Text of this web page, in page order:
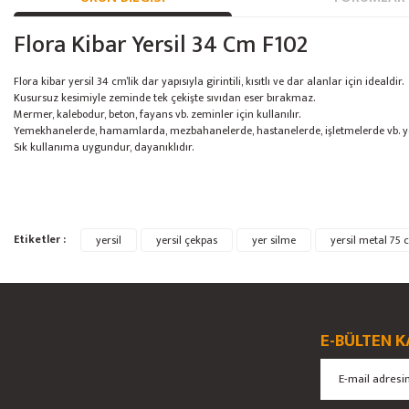
Flora Kibar Yersil 34 Cm F102
Flora kibar yersil 34 cm’lik dar yapısıyla girintili, kısıtlı ve dar alanlar için idealdir.
Kusursuz kesimiyle zeminde tek çekişte sıvıdan eser bırakmaz.
Mermer, kalebodur, beton, fayans vb. zeminler için kullanılır.
Yemekhanelerde, hamamlarda, mezbahanelerde, hastanelerde, işletmelerde
Sık kullanıma uygundur, dayanıklıdır.
Bu ürünün fiyat bilgisi, resim, ürün açıklamalarında ve diğer konularda
Görüş ve önerileriniz için teşekkür ederiz.
Etiketler : yersil yersil çekpas yer silme yersil metal 75
E-BÜLTEN